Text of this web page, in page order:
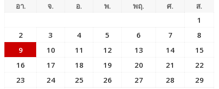
อา. จ. อ. พ. พฤ. ศ.
ส.
1
2
3 4 5 6 7
8
9
10 11 12 13 14
15
16
17 18 19 20 21
22
23
24 25 26 27 28
29